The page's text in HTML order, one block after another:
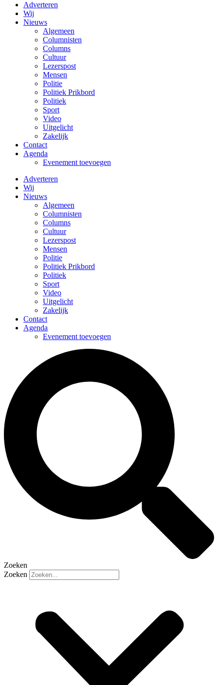
Adverteren
Wij
Nieuws
Algemeen
Columnisten
Columns
Cultuur
Lezerspost
Mensen
Politie
Politiek Prikbord
Politiek
Sport
Video
Uitgelicht
Zakelijk
Contact
Agenda
Evenement toevoegen
Adverteren
Wij
Nieuws
Algemeen
Columnisten
Columns
Cultuur
Lezerspost
Mensen
Politie
Politiek Prikbord
Politiek
Sport
Video
Uitgelicht
Zakelijk
Contact
Agenda
Evenement toevoegen
Zoeken
Zoeken